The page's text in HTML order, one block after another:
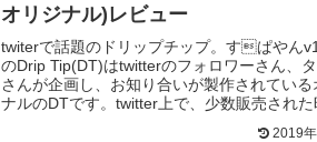
オリジナル)レビュー
twiterで話題のドリップチップ。すぱやん
のDrip Tip(DT)はtwitterのフォロワーさん、
さんが企画し、お知り合いが製作されている
ナルのDTです。twitter上で、少数販売された
2019